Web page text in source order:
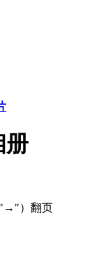
册
）翻页